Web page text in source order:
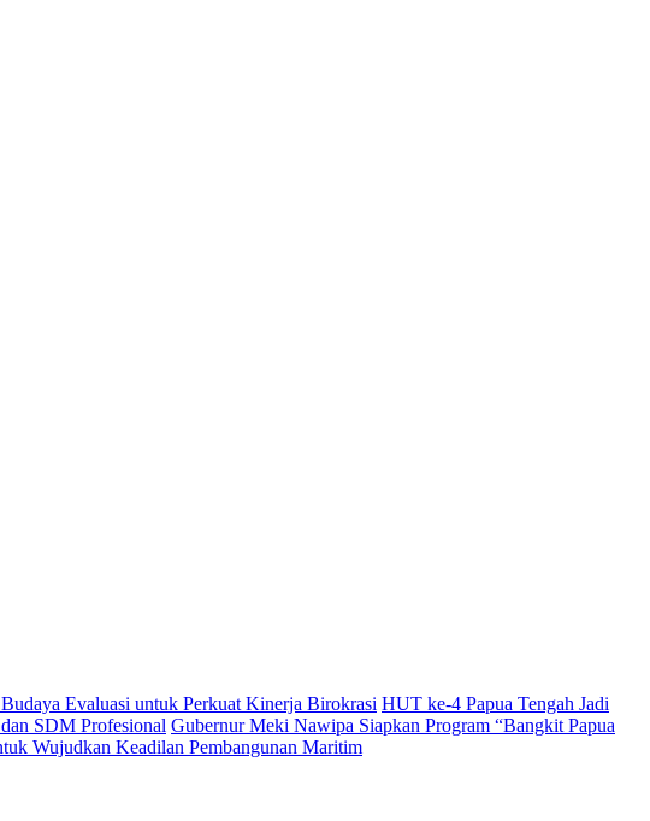
Evaluasi untuk Perkuat Kinerja Birokrasi HUT ke-4 Papua Tengah Jadi
SDM Profesional Gubernur Meki Nawipa Siapkan Program “Bangkit Papua
Wujudkan Keadilan Pembangunan Maritim